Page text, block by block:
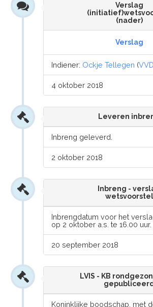
Verslag
(nader)
Verslag
Indiener: Ockje Tellegen (
4 oktober 2018
Leveren
Inbreng geleverd.
2 oktober 2018
Inbreng -
wetsvoorstel
Inbrengdatum voor het
op 2 oktober a.s. te 16.00 uur.
20 september 2018
LVIS - KB
gepubliceerd
Koninklijke boodschap, met